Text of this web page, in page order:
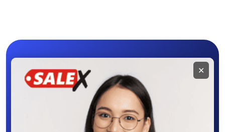
Мобильное
приложение
✕